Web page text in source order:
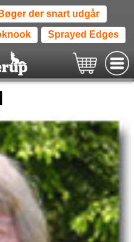
Bøger der snart udgår
Sprayed Edges